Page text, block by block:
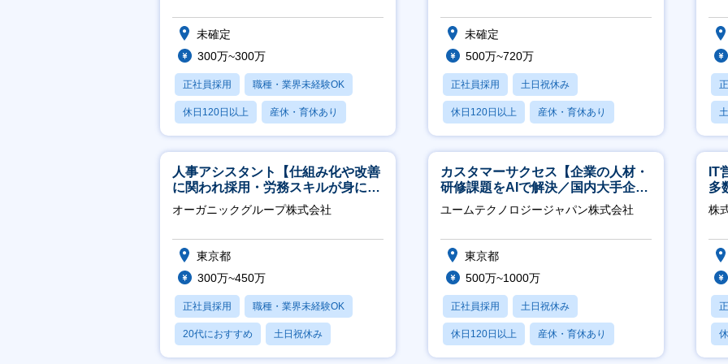
未確定
300万~300万
正社員採用 職種・業界未経験OK
休日120日以上 産休・育休あり
月残業20時間以内
未確定
500万~720万
正社員採用 土日祝休み
休日120日以上 産休・育休あり
月残業20時間以内
人事アシスタント【仕組み化や改善
に関われ採用・労務スキルが身につ
く環境／年商120億円超の事業会
社】
オーガニックグループ株式会社
東京都
300万~450万
正社員採用 職種・業界未経験OK
20代におすすめ 土日祝休み
休日120日以上
カスタマーサクセス【企業の人材・
研修課題をAIで解決／国内大手企業
約3万社導入／フレックス可】
ユームテクノロジージャパン株式会社
東京都
500万~1000万
正社員採用 土日祝休み
休日120日以上 産休・育休あり
転勤なし
IT
多
リ
株